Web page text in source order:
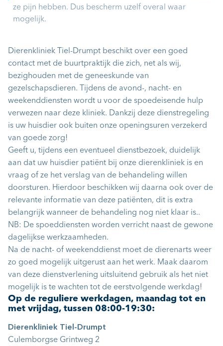
ze pijn hebben. Dus bescherm uzelf overal waar
mogelijk.
Dierenkliniek Tiel-Drumpt beschikt over een goed
contact met de buurtpraktijk die zich, net als wij,
bezighouden met de geneeskunde van
gezelschapsdieren. Tijdens de avond-, nacht- en
weekenddiensten wordt u voor de spoedeisende hulp
verwezen naar deze kliniek. Dankzij deze dienstregeling
is uw huisdier ook buiten onze openingsuren verzekerd
van goede zorg!
Geeft u, tijdens een eventueel dienstbezoek, duidelijk
aan dat uw huisdier patiënt bij onze dierenkliniek is en
vraag of ze het verslag van de behandeling willen
doorsturen. Hierdoor beschikken wij daarna ook over de
relevante informatie van deze patiënten, dit is extra
belangrijk wanneer de behandeling nog niet klaar is..
NB: De spoeddiensten worden verricht naast de gewone
dagelijkse werkzaamheden.
Na de nacht- of weekenddienst moet de dierenarts weer
zo goed mogelijk uitgerust aan het werk. Maak daarom
van deze dienstverlening uitsluitend gebruik als het niet
mogelijk is te wachten tot de eerstvolgende werkdag!
Op de reguliere werkdagen, maandag tot en
met vrijdag, tussen 08:00-19:30:
Dierenkliniek Tiel-Drumpt
Culemborgse Grintweg 2